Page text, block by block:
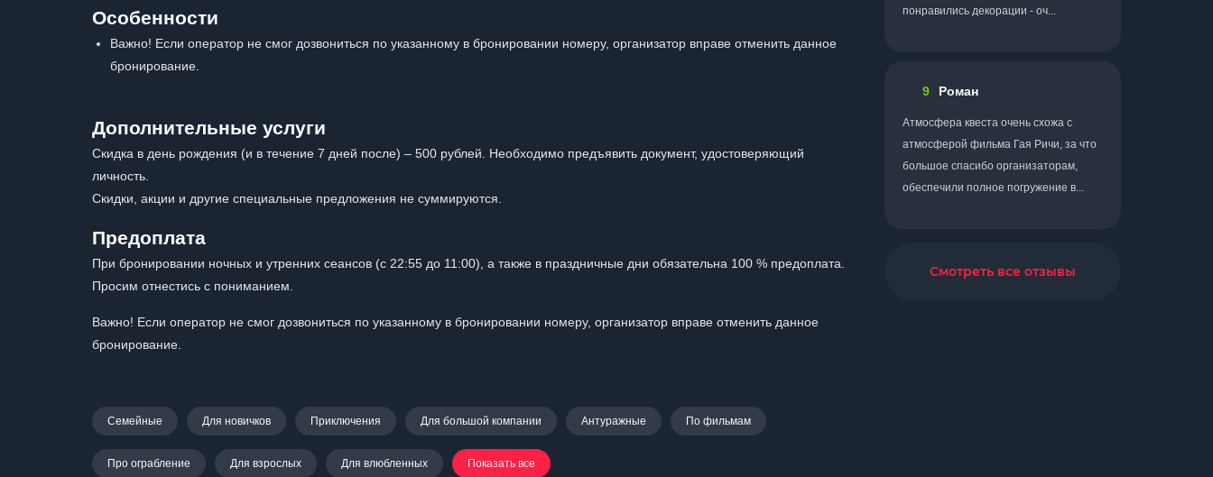
Особенности
Важно! Если оператор не смог дозвониться по указанному в бронировании номеру, организатор вправе отменить данное
бронирование.
Дополнительные услуги
Скидка в день рождения (и в течение 7 дней после) – 500 рублей. Необходимо предъявить документ, удостоверяющий
личность.
Скидки, акции и другие специальные предложения не суммируются.
Предоплата
При бронировании ночных и утренних сеансов (с 22:55 до 11:00), а также в праздничные дни обязательна 100 % предоплата.
Просим отнестись с пониманием.
Важно! Если оператор не смог дозвониться по указанному в бронировании номеру, организатор вправе отменить данное
бронирование.
Семейные Для новичков Приключения Для большой компании Антуражные По фильмам
Про ограбление Для взрослых Для влюбленных Показать все
понравились декорации - оч...
9 Роман
Атмосфера квеста очень схожа с
атмосферой фильма Гая Ричи, за что
большое спасибо организаторам,
обеспечили полное погружение в...
Смотреть все отзывы